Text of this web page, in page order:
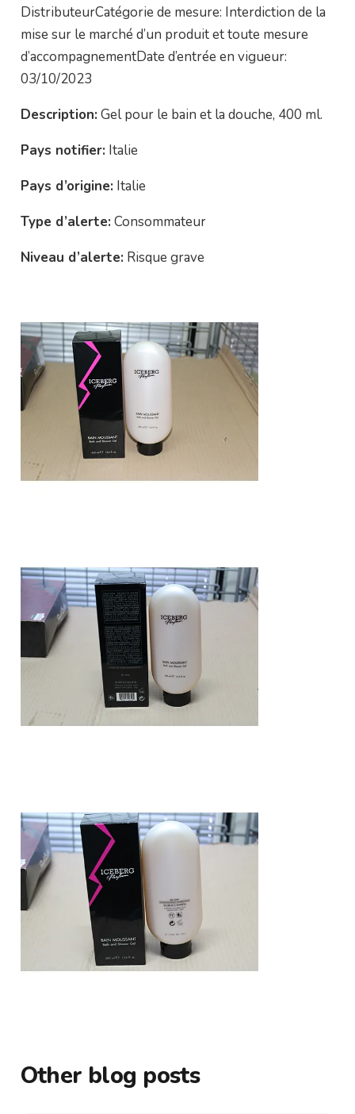
DistributeurCatégorie de mesure: Interdiction de la
mise sur le marché d’un produit et toute mesure
d’accompagnementDate d’entrée en vigueur:
03/10/2023
Description: Gel pour le bain et la douche, 400 ml.
Pays notifier: Italie
Pays d’origine: Italie
Type d’alerte: Consommateur
Niveau d’alerte: Risque grave
Other blog posts